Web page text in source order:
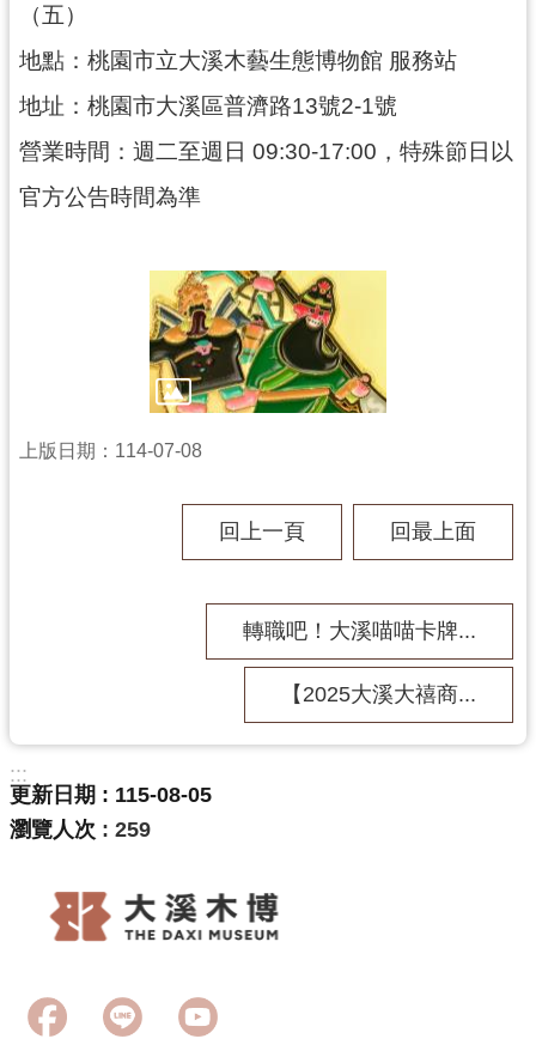
s
h
隱
私
權
政
府
（五）
地點：桃園市立大溪木藝生態博物館 服務站
地址：桃園市大溪區普濟路13號2-1號
營業時間：週二至週日 09:30-17:00，特殊節日以
官方公告時間為準
上版日期：114-07-08
回上一頁 回最上面
轉職吧！大溪喵喵卡牌...
【2025大溪大禧商...
:::
更新日期
115-08-05
瀏覽人次
259